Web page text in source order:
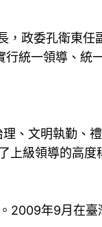
政委孔衛東任
統一領導、統
、文明執勤、
上級領導的高度
2009年9月在臺